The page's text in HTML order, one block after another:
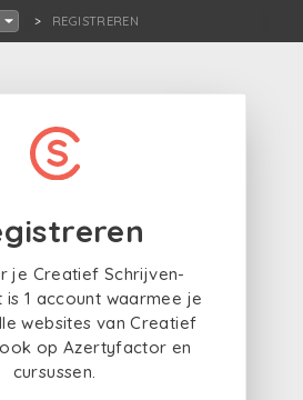
REGISTREREN
je Creatief Schrijven-
is 1 account waarmee je
websites van Creatief
op Azertyfactor en
cursussen.